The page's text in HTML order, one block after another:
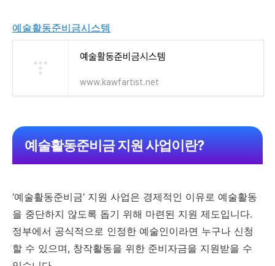
예술활동준비금시스템
예술활동준비금시스템
www.kawfartist.net
예술활동준비금 지원 사업이란?
‘예술활동준비금’ 지원 사업은 경제적인 이유로 예술활동
을 중단하지 않도록 돕기 위해 마련된 지원 제도입니다.
정부에서 공식적으로 인정한 예술인이라면 누구나 신청
할 수 있으며, 창작활동을 위한 준비자금을 지원받을 수